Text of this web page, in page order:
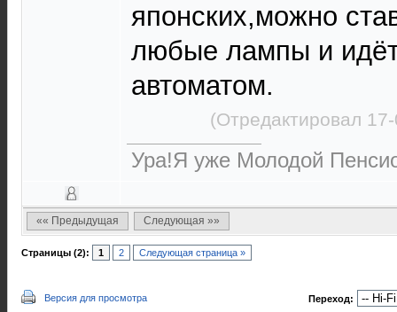
японских,можно
любые лампы и
автоматом.
(Отредактировал
Ура!Я уже Молодой
«« Предыдущая Следующая »»
Страницы (2): 1 2 Следующая страница »
Версия для просмотра Переход: